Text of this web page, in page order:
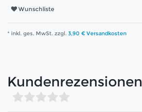
Wunschliste
* inkl. ges. MwSt. zzgl. 3,90 € Versandkosten
Kundenrezensionen